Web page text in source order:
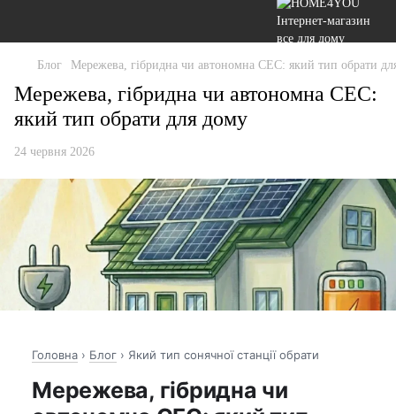
Блог Мережева, гібридна чи автономна СЕС: який тип обрати
Мережева, гібридна чи автономна СЕС:
який тип обрати для дому
24 червня 2026
Головна › Блог › Який тип сонячної станції обрати
Мережева, гібридна чи